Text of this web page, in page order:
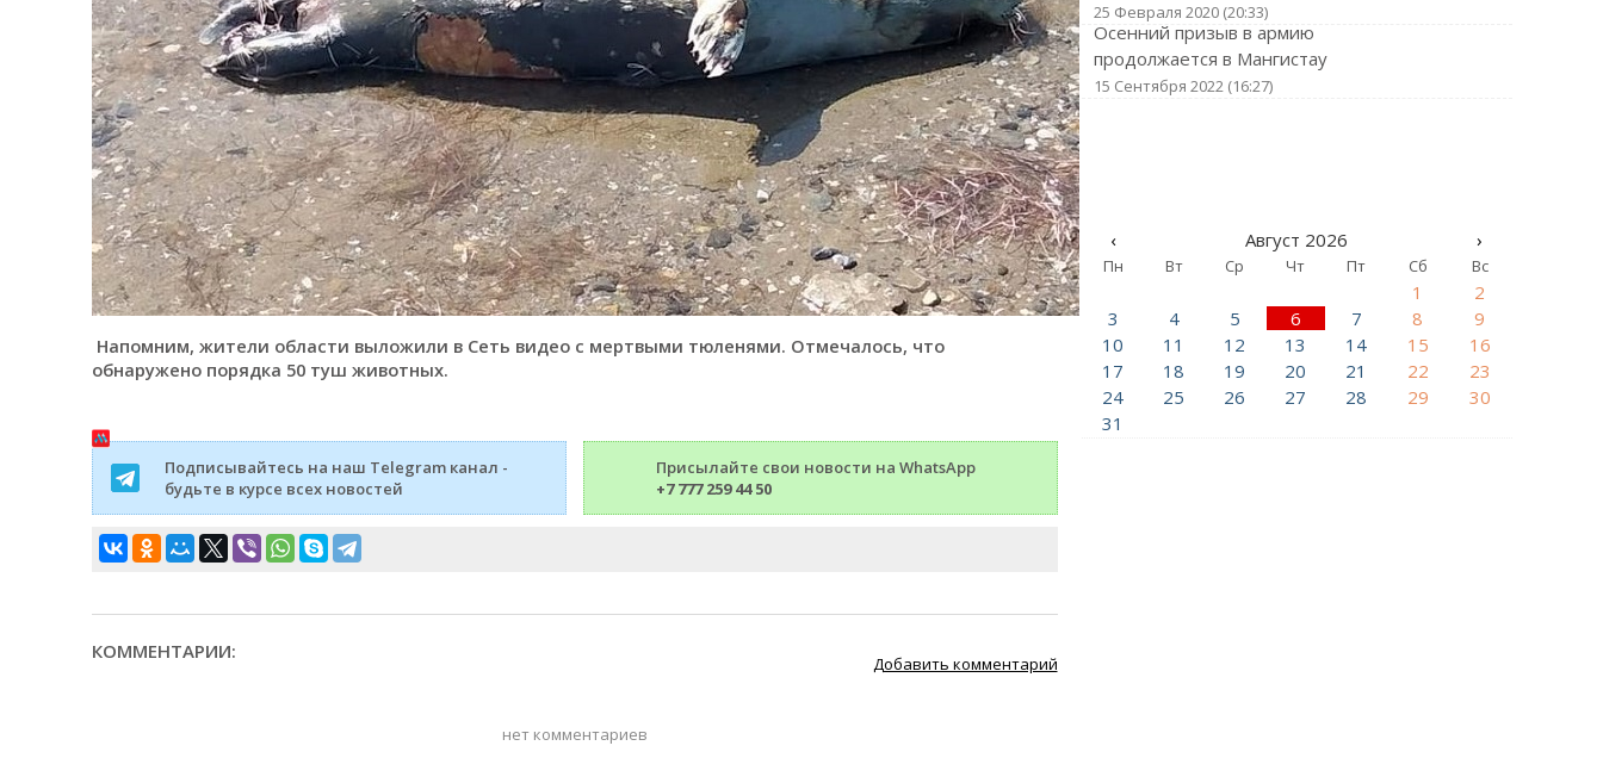
Напомним, жители области выложили в Сеть видео с мертвыми тюленями. Отмечалось, что
обнаружено порядка 50 туш животных.
Подписывайтесь на наш Telegram канал -
будьте в курсе всех новостей
Присылайте свои новости на WhatsApp
+7 777 259 44 50
КОММЕНТАРИИ:
Добавить комментарий
нет комментариев
25 Февраля 2020 (20:33)
Осенний призыв в армию
продолжается в Мангистау
15 Сентября 2022 (16:27)
‹ Август 2026 ›
Пн Вт Ср Чт Пт Сб Вс
1
2
3
4 5 6 7 8
9
10
11 12 13 14 15
16
17
18 19 20 21 22
23
24
25 26 27 28 29
30
31